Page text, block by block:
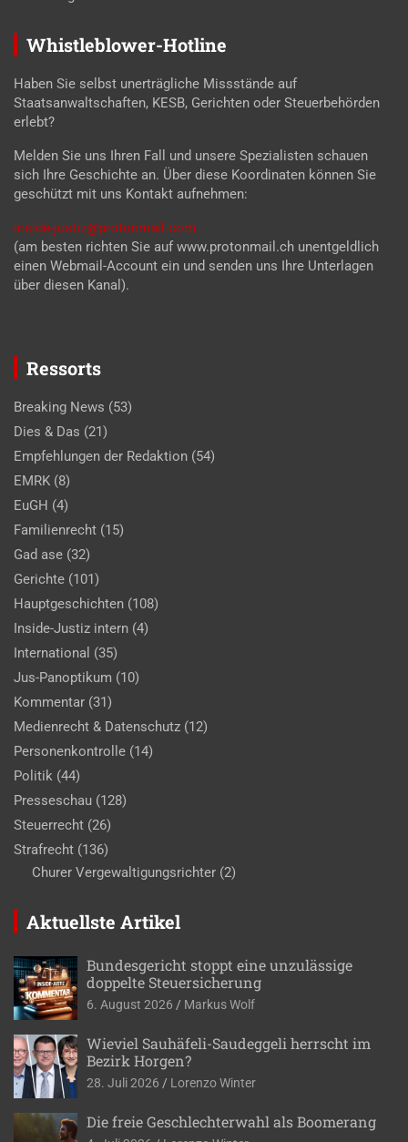
Whistleblower-Hotline
Haben Sie selbst unerträgliche Missstände auf
Staatsanwaltschaften, KESB, Gerichten oder Steuerbehörden
erlebt?
Melden Sie uns Ihren Fall und unsere Spezialisten schauen
sich Ihre Geschichte an. Über diese Koordinaten können Sie
geschützt mit uns Kontakt aufnehmen:
inside-justiz@protonmail.com
(am besten richten Sie auf www.protonmail.ch unentgeldlich
einen Webmail-Account ein und senden uns Ihre Unterlagen
über diesen Kanal).
Ressorts
Breaking News (53)
Dies & Das (21)
Empfehlungen der Redaktion (54)
EMRK (8)
EuGH (4)
Familienrecht (15)
Gad ase (32)
Gerichte (101)
Hauptgeschichten (108)
Inside-Justiz intern (4)
International (35)
Jus-Panoptikum (10)
Kommentar (31)
Medienrecht & Datenschutz (12)
Personenkontrolle (14)
Politik (44)
Presseschau (128)
Steuerrecht (26)
Strafrecht (136)
Churer Vergewaltigungsrichter (2)
Aktuellste Artikel
Bundesgericht stoppt eine unzulässige
doppelte Steuersicherung
6. August 2026 Markus Wolf
Wieviel Sauhäfeli-Saudeggeli herrscht im
Bezirk Horgen?
28. Juli 2026 Lorenzo Winter
Die freie Geschlechterwahl als Boomerang